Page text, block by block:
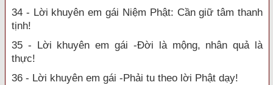
34 - Lời khuyên em gái Niệm Phật: Cần giữ tâm thanh
tịnh!
35 - Lời khuyên em gái -Đời là mộng, nhân quả là
thực!
36 - Lời khuyên em gái -Phải tu theo lời Phật dạy!